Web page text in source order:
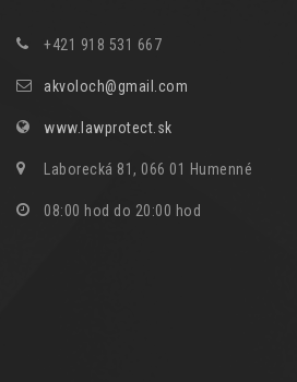
+421 918 531 667
akvoloch@gmail.com
www.lawprotect.sk
Laborecká 81, 066 01 Humenné
08:00 hod do 20:00 hod